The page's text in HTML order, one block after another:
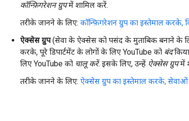
कॉन्फ़िगरेशन ग्रुपमें शामिल करें.
तरीके जानने के लिए: कॉन्फ़िगरेशन ग्रुप का इस्तेमाल करके,
ऐक्सेस ग्रुप(सेवा के ऐक्सेस को पसंद के मुताबिक बनाने के
करके, पूरे डिपार्टमेंट के लोगों के लिए YouTube को बंद
लिए YouTube को चालू करें. इसके लिए, उन्हें ऐक्सेस ग्रुपमें
तरीके जानने के लिए: ऐक्सेस ग्रुप का इस्तेमाल करके,